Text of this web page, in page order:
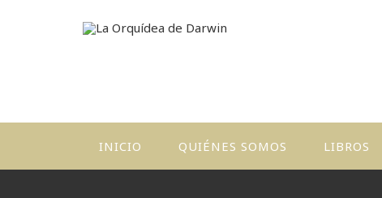
INICIO QUIÉNES SOMOS LIBROS